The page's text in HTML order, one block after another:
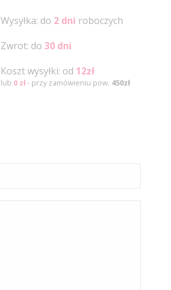
Wysyłka: do 2 dni roboczych
Zwrot: do 30 dni
Koszt wysyłki: od 12zł
lub 0 zł- przy zamówieniu pow. 450zł